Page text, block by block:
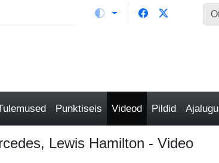
Punktiseis Videod Pildid Ajalugu
Lewis Hamilton - Video